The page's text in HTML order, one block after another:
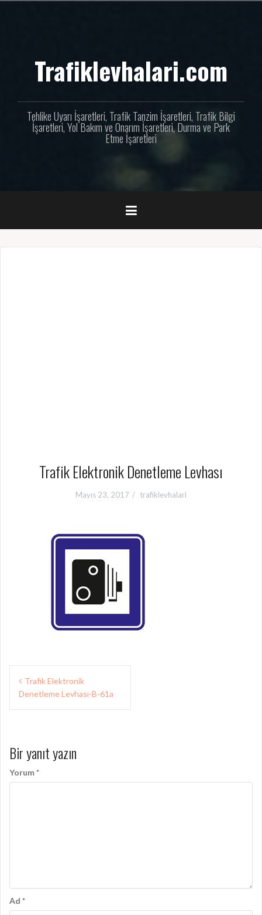
Trafiklevhalari.com
Tehlike Uyarı İşaretleri, Trafik Tanzim İşaretleri, Trafik Bilgi
İşaretleri, Yol Bakım ve Onarım İşaretleri, Durma ve Park
Etme İşaretleri
Trafik Elektronik Denetleme Levhası
Mayıs 23, 2017 trafiklevhalari
Yazı
gezinmesi
Trafik Elektronik
Denetleme Levhası-B-61a
Bir yanıt yazın
Yorum*
Ad *